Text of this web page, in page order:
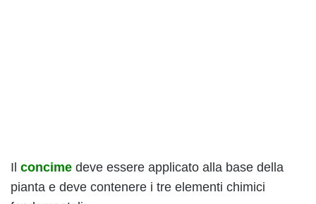
Il concime deve essere applicato alla base della
pianta e deve contenere i tre elementi chimici